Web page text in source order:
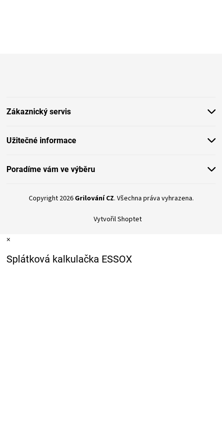
Zákaznický servis
Užitečné informace
Poradíme vám ve výběru
Vytvořil Shoptet
Copyright 2026 Grilování CZ. Všechna práva vyhrazena.
×
Splátková kalkulačka ESSOX